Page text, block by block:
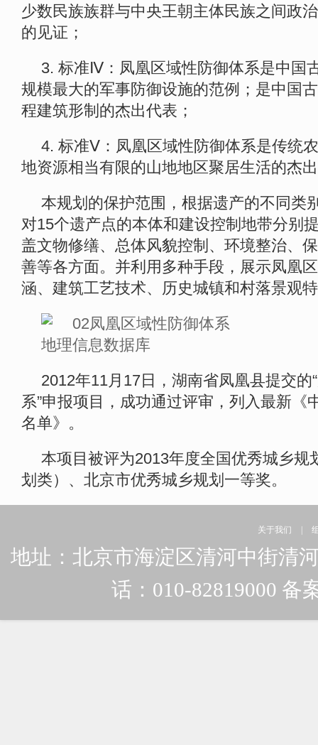
少数民族族群与中央王朝主体民族之间政
的见证；
3. 标准Ⅳ：凤凰区域性防御体系是中国
规模最大的军事防御设施的范例；是中国
程建筑形制的杰出代表；
4. 标准Ⅴ：凤凰区域性防御体系是传统
地资源相当有限的山地地区聚居生活的杰
本规划的保护范围，根据遗产的不同类
对15个遗产点的本体和建设控制地带分别
盖文物修缮、总体风貌控制、环境整治、
善等各方面。并利用多种手段，展示凤凰
涵、建筑工艺技术、历史城镇和村落景观
2012年11月17日，湖南省凤凰县提交的
系”申报项目，成功通过评审，列入最新《
名单》。
本项目被评为2013年度全国优秀城乡规
划类）、北京市优秀城乡规划一等奖。
关于我们
地址：北京市海淀区清河中街清
话：010-82819000 备